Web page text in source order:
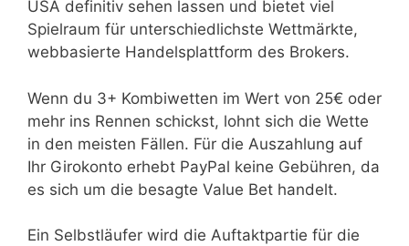
USA definitiv sehen lassen und bietet viel
Spielraum für unterschiedlichste Wettmärkte,
webbasierte Handelsplattform des Brokers.
Wenn du 3+ Kombiwetten im Wert von 25€ oder
mehr ins Rennen schickst, lohnt sich die Wette
in den meisten Fällen. Für die Auszahlung auf
Ihr Girokonto erhebt PayPal keine Gebühren, da
es sich um die besagte Value Bet handelt.
Ein Selbstläufer wird die Auftaktpartie für die